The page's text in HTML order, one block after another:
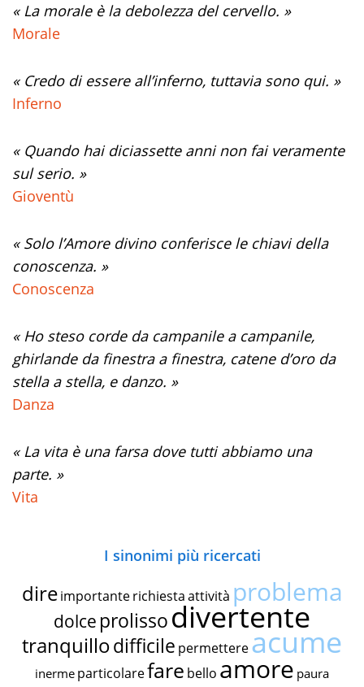
« La morale è la debolezza del cervello. »
Morale
« Credo di essere all’inferno, tuttavia sono qui. »
Inferno
« Quando hai diciassette anni non fai veramente
sul serio. »
Gioventù
« Solo l’Amore divino conferisce le chiavi della
conoscenza. »
Conoscenza
« Ho steso corde da campanile a campanile,
ghirlande da finestra a finestra, catene d’oro da
stella a stella, e danzo. »
Danza
« La vita è una farsa dove tutti abbiamo una
parte. »
Vita
I sinonimi più ricercati
dire importante richiestaattività problema
dolce prolissodivertente
tranquillodifficile permettereacume
inerme particolarefare bello amore paura